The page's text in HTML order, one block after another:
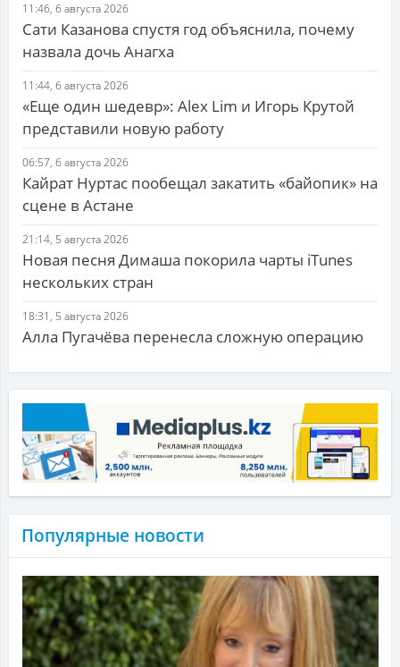
11:46, 6 августа 2026
Сати Казанова спустя год объяснила, почему
назвала дочь Анагха
11:44, 6 августа 2026
«Еще один шедевр»: Alex Lim и Игорь Крутой
представили новую работу
06:57, 6 августа 2026
Кайрат Нуртас пообещал закатить «байопик» на
сцене в Астане
21:14, 5 августа 2026
Новая песня Димаша покорила чарты iTunes
нескольких стран
18:31, 5 августа 2026
Алла Пугачёва перенесла сложную операцию
Популярные новости